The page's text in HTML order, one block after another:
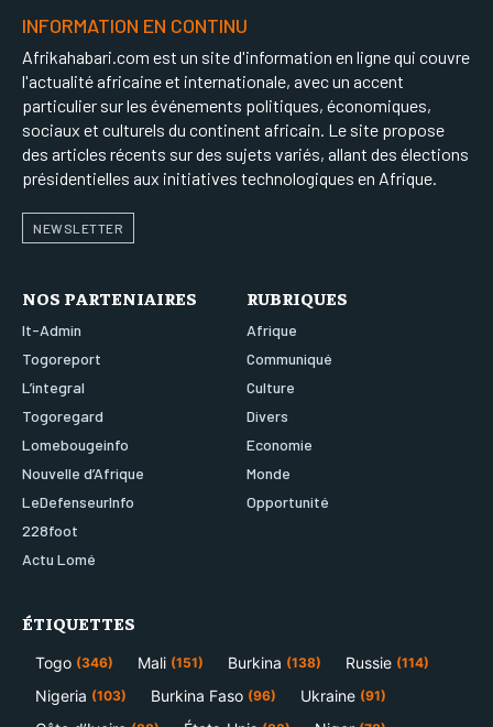
INFORMATION EN CONTINU
Afrikahabari.com est un site d'information en ligne qui couvre
l'actualité africaine et internationale, avec un accent
particulier sur les événements politiques, économiques,
sociaux et culturels du continent africain. Le site propose
des articles récents sur des sujets variés, allant des élections
présidentielles aux initiatives technologiques en Afrique.
NEWSLETTER
NOS PARTENIAIRES
It-Admin
Togoreport
L’integral
Togoregard
Lomebougeinfo
Nouvelle d’Afrique
LeDefenseurInfo
228foot
Actu Lomé
RUBRIQUES
Afrique
Communiqué
Culture
Divers
Economie
Monde
Opportunité
ÉTIQUETTES
Togo (346) Mali (151) Burkina (138) Russie (114)
Nigeria (103) Burkina Faso (96) Ukraine (91)